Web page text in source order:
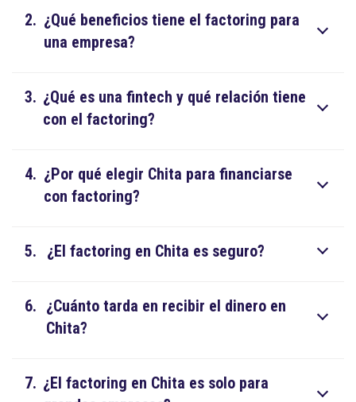
2. ¿Qué beneficios tiene el factoring para
una empresa?
3. ¿Qué es una fintech y qué relación tiene
con el factoring?
4. ¿Por qué elegir Chita para financiarse
con factoring?
5. ¿El factoring en Chita es seguro?
6. ¿Cuánto tarda en recibir el dinero en
Chita?
7. ¿El factoring en Chita es solo para